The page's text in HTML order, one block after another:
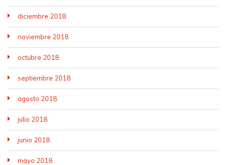
diciembre 2018
noviembre 2018
octubre 2018
septiembre 2018
agosto 2018
julio 2018
junio 2018
mayo 2018